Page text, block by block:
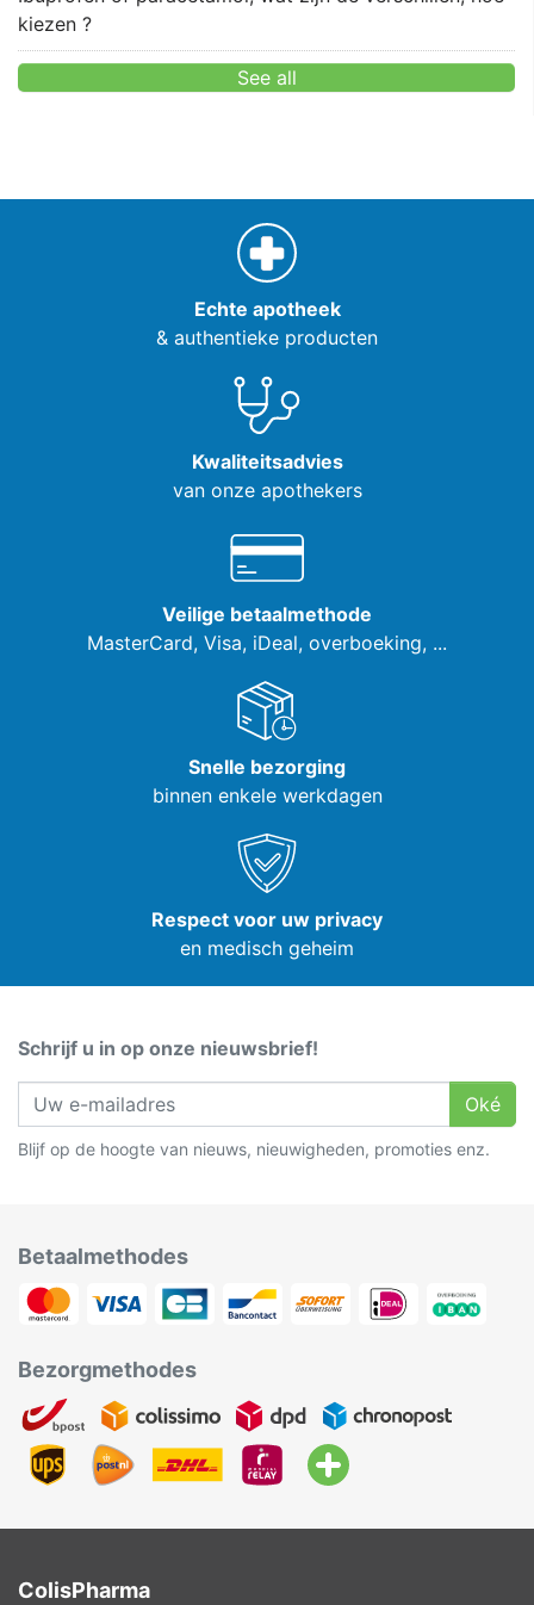
kiezen ?
See all
Echte apotheek
& authentieke producten
Kwaliteitsadvies
van onze apothekers
Veilige betaalmethode
MasterCard, Visa, iDeal, overboeking, ...
Snelle bezorging
binnen enkele werkdagen
Respect voor uw privacy
en medisch geheim
Schrijf u in op onze nieuwsbrief!
Oké
Blijf op de hoogte van nieuws, nieuwigheden, promoties enz.
Betaalmethodes
Bezorgmethodes
ColisPharma